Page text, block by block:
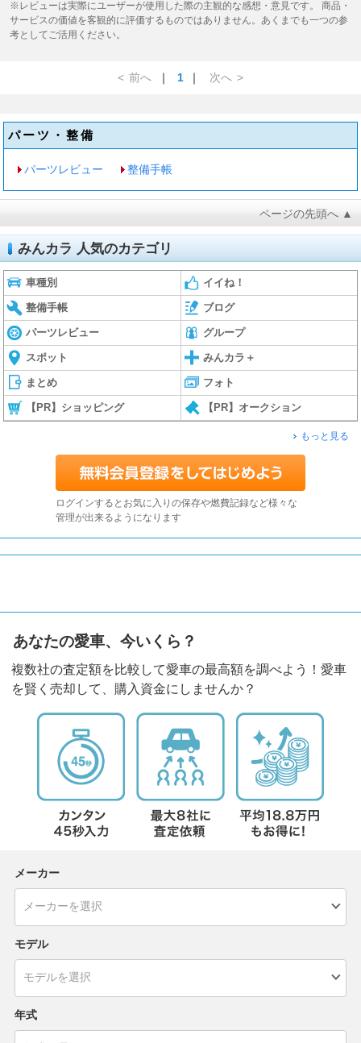
※レビューは実際にユーザーが使用した際の主観的な感想・意見です。 商品・
サービスの価値を客観的に評価するものではありません。あくまでも一つの参
考としてご活用ください。
< 前へ ｜ 1 ｜ 次へ >
パーツ・整備
パーツレビュー 整備手帳
ページの先頭へ ▲
みんカラ 人気のカテゴリ
車種別 イイね！
整備手帳 ブログ
パーツレビュー グループ
スポット みんカラ＋
まとめ フォト
【PR】ショッピング 【PR】オークション
もっと見る
ログインするとお気に入りの保存や燃費記録など様々な
管理が出来るようになります
あなたの愛車、今いくら？
複数社の査定額を比較して愛車の最高額を調べよう！愛車
を賢く売却して、購入資金にしませんか？
メーカー
モデル
年式